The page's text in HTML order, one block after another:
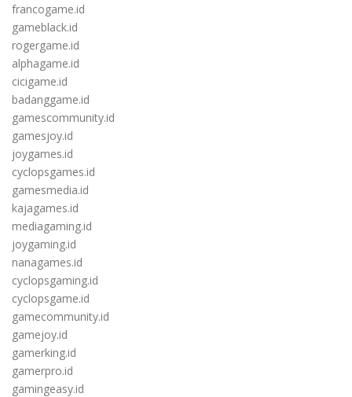
francogame.id
gameblack.id
rogergame.id
alphagame.id
cicigame.id
badanggame.id
gamescommunity.id
gamesjoy.id
joygames.id
cyclopsgames.id
gamesmedia.id
kajagames.id
mediagaming.id
joygaming.id
nanagames.id
cyclopsgaming.id
cyclopsgame.id
gamecommunity.id
gamejoy.id
gamerking.id
gamerpro.id
gamingeasy.id